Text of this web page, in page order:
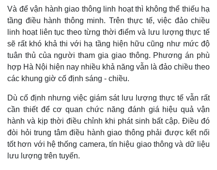
Và để vận hành giao thông linh hoạt thì không thể thiếu hạ
tầng điều hành thông minh. Trên thực tế, việc đảo chiều
linh hoạt liên tục theo từng thời điểm và lưu lượng thực tế
sẽ rất khó khả thi với hạ tầng hiện hữu cũng như mức độ
tuân thủ của người tham gia giao thông. Phương án phù
hợp Hà Nội hiện nay nhiều khả năng vẫn là đảo chiều theo
các khung giờ cố định sáng - chiều.
Dù cố định nhưng việc giám sát lưu lượng thực tế vẫn rất
cần thiết để cơ quan chức năng đánh giá hiệu quả vận
hành và kịp thời điều chỉnh khi phát sinh bất cập. Điều đó
đòi hỏi trung tâm điều hành giao thông phải được kết nối
tốt hơn với hệ thống camera, tín hiệu giao thông và dữ liệu
lưu lượng trên tuyến.